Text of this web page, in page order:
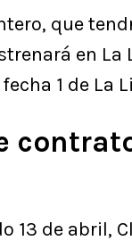
que
en La
1 de La
13 de abril,